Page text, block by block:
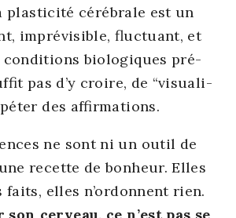
plas­ti­ci­té céré­brale est un
impré­vi­sible, fluc­tuant, et
condi­tions bio­lo­giques pré­
pas d’y croire, de “visua­li­
des affir­ma­tions.
ne sont ni un outil de
recette de bon­heur. Elles
faits, elles n’ordonnent rien.
cer­veau, ce n’est pas se